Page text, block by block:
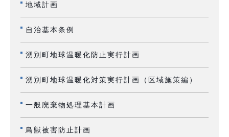
地域計画
自治基本条例
湧別町地球温暖化防止実行計画
湧別町地球温暖化対策実行計画（区域施策編）
一般廃棄物処理基本計画
鳥獣被害防止計画